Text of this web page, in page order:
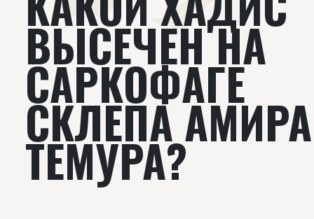
ВЫСЕЧЕН НА
САРКОФАГЕ
СКЛЕПА АМИРА
ТЕМУРА?‌‌